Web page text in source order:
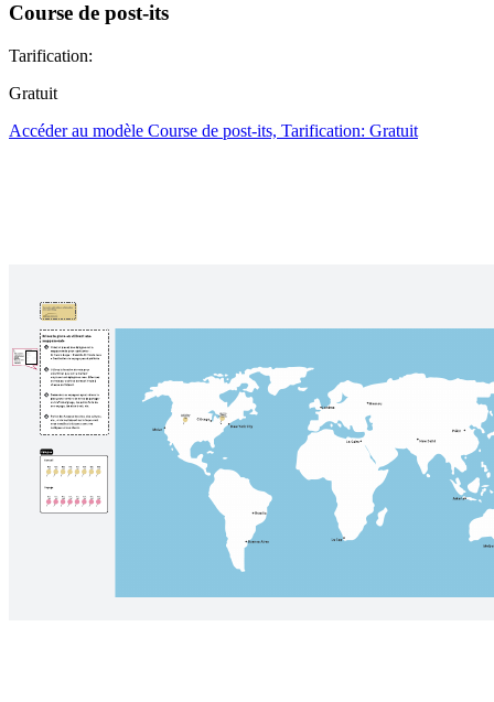
Course de post-its
Tarification:
Gratuit
Accéder au modèle Course de post-its, Tarification: Gratuit